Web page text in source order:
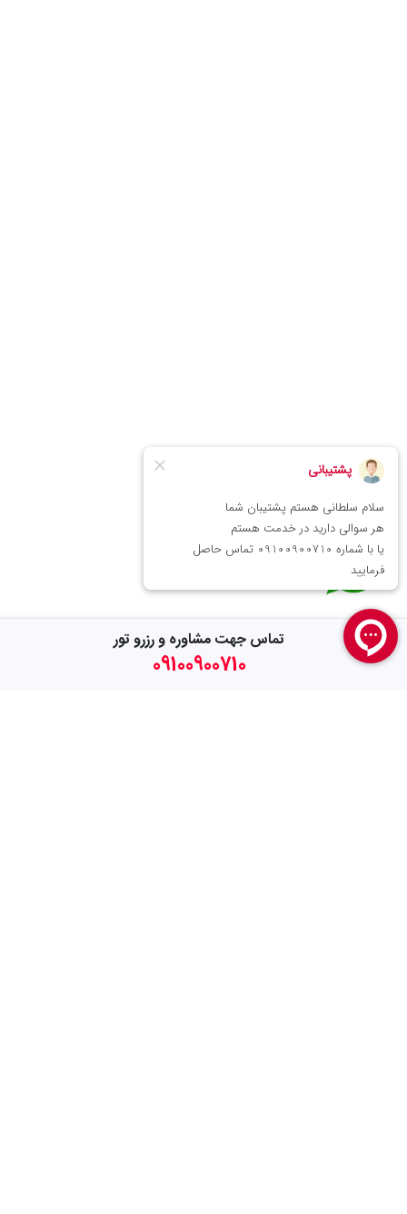
تماس جهت مشاوره و رزرو تور
09100900710